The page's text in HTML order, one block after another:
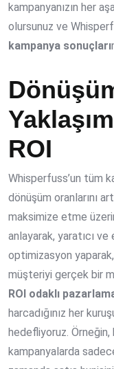
kampanyanızın her
olursunuz ve
kampanya sonuçları
ROI
Whisperfuss’un tüm
dönüşüm oranlarını
maksimize etme
anlayarak, yaratıcı
optimizasyon
müşteriyi gerçek bir
ROI odaklı
harcadığınız her
hedefliyoruz.
kampanyalarda